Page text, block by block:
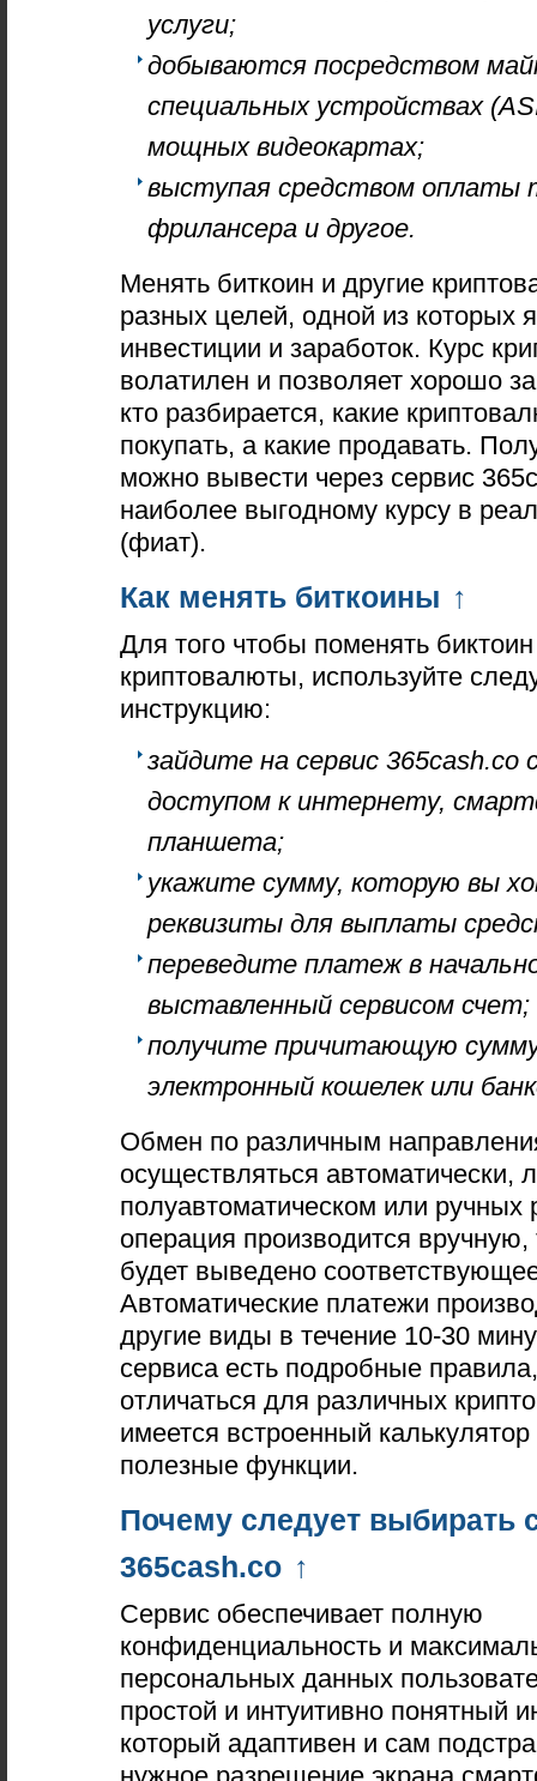
услуги;
добываются посредством
специальных устройствах
мощных видеокартах;
выступая средством оплаты
фрилансера и другое.
Менять биткоин и другие
разных целей, одной из которых
инвестиции и заработок. Курс
волатилен и позволяет хорошо
кто разбирается, какие
покупать, а какие продавать.
можно вывести через сервис
наиболее выгодному курсу в
(фиат).
Как менять биткоины ↑
Для того чтобы поменять
криптовалюты, используйте
инструкцию:
зайдите на сервис 365cash.co
доступом к интернету,
планшета;
укажите сумму, которую вы
реквизиты для выплаты
переведите платеж в
выставленный сервисом счет;
получите причитающую
электронный кошелек или
Обмен по различным
осуществляться автоматически,
полуавтоматическом или
операция производится вручную,
будет выведено
Автоматические платежи
другие виды в течение 10-30
сервиса есть подробные
отличаться для различных
имеется встроенный калькулятор
полезные функции.
Почему следует выбирать
365cash.co ↑
Сервис обеспечивает полную
конфиденциальность и
персональных данных
простой и интуитивно понятный
который адаптивен и сам